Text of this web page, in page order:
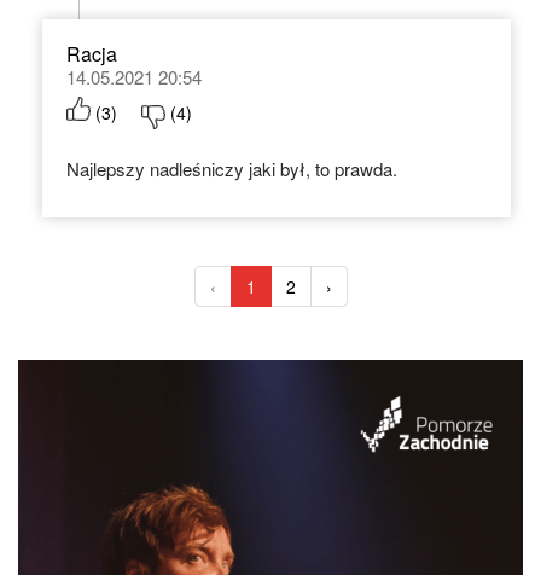
Racja
14.05.2021 20:54
(3) (4)
Najlepszy nadleśniczy jaki był, to prawda.
‹ 1 2 ›